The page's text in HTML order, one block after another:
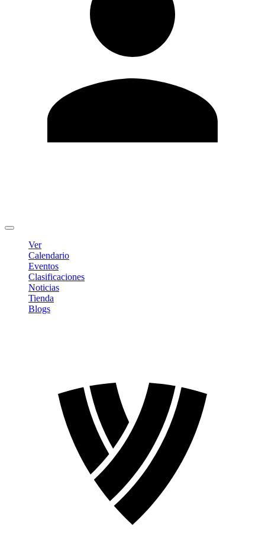
Ver
Calendario
Eventos
Clasificaciones
Noticias
Tienda
Blogs